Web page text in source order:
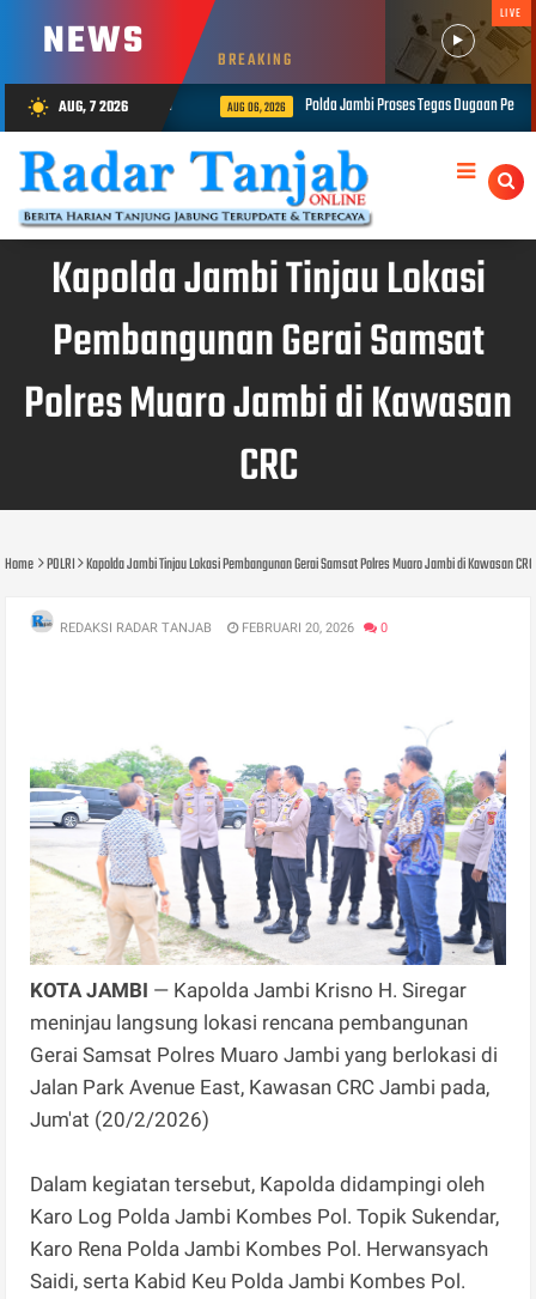
NEWS BREAKING
LIVE
wb_sunny AUG, 7 2026 AUG 06, 2026 Polda Jambi Proses Tegas Dugaan
Kapolda Jambi Tinjau Lokasi
Pembangunan Gerai Samsat
Polres Muaro Jambi di Kawasan
CRC
Home POLRI Kapolda Jambi Tinjau Lokasi Pembangunan Gerai Samsat Polres Muaro Jambi di Kawasan CRC
REDAKSI RADAR TANJAB FEBRUARI 20, 2026 0
KOTA JAMBI — Kapolda Jambi Krisno H. Siregar
meninjau langsung lokasi rencana pembangunan
Gerai Samsat Polres Muaro Jambi yang berlokasi di
Jalan Park Avenue East, Kawasan CRC Jambi pada,
Jum'at (20/2/2026)
Dalam kegiatan tersebut, Kapolda didampingi oleh
Karo Log Polda Jambi Kombes Pol. Topik Sukendar,
Karo Rena Polda Jambi Kombes Pol. Herwansyach
Saidi, serta Kabid Keu Polda Jambi Kombes Pol.